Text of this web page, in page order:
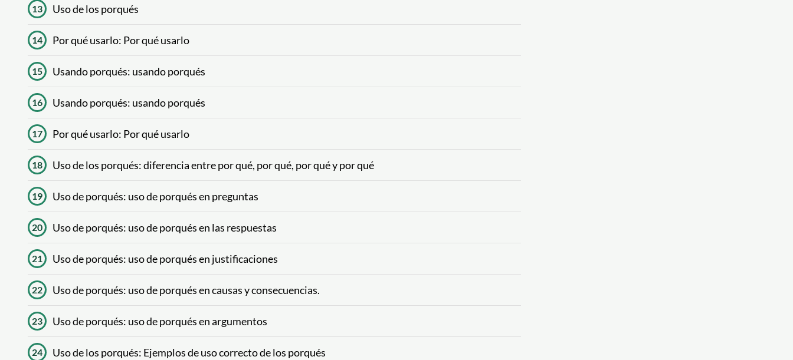
13 Uso de los porqués
14 Por qué usarlo: Por qué usarlo
15 Usando porqués: usando porqués
16 Usando porqués: usando porqués
17 Por qué usarlo: Por qué usarlo
18 Uso de los porqués: diferencia entre por qué, por qué, por qué y por qué
19 Uso de porqués: uso de porqués en preguntas
20 Uso de porqués: uso de porqués en las respuestas
21 Uso de porqués: uso de porqués en justificaciones
22 Uso de porqués: uso de porqués en causas y consecuencias.
23 Uso de porqués: uso de porqués en argumentos
24 Uso de los porqués: Ejemplos de uso correcto de los porqués